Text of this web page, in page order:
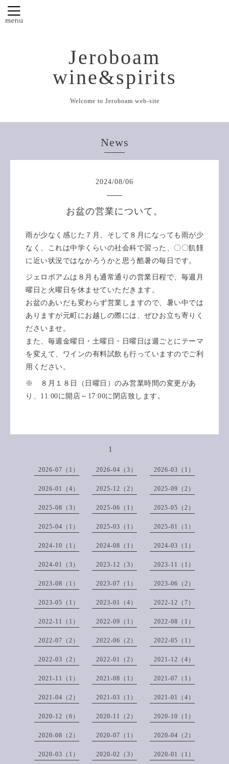
Jeroboam
wine&spirits
Welcome to Jeroboam web-site
News
2024/08/06
お盆の営業について。
雨が少なく感じた７月、そして８月になっても雨が少
なく、これは中学くらいの社会科で習った、〇〇飢饉
に近い状況ではなかろうかと思う酷暑の毎日です。
ジェロボアムは８月も通常通りの営業日程で、毎週月
曜日と火曜日を休ませていただきます。
お盆のあいだも変わらず営業しますので、暑い中では
ありますが元町にお越しの際には、ぜひお立ち寄りく
ださいませ。
また、毎週金曜日・土曜日・日曜日は週ごとにテーマ
を変えて、ワインの有料試飲も行っていますのでご利
用ください。
※ ８月１８日（日曜日）のみ営業時間の変更があ
り、11:00に開店～17:00に閉店致します。
1
2026-07（1） 2026-04（3） 2026-03（1）
2026-01（4） 2025-12（2） 2025-09（2）
2025-08（3） 2025-06（1） 2025-05（2）
2025-04（1） 2025-03（1） 2025-01（1）
2024-10（1） 2024-08（1） 2024-03（1）
2024-01（3） 2023-12（3） 2023-11（1）
2023-08（1） 2023-07（1） 2023-06（2）
2023-05（1） 2023-01（4） 2022-12（7）
2022-11（1） 2022-09（1） 2022-08（1）
2022-07（2） 2022-06（2） 2022-05（1）
2022-03（2） 2022-01（2） 2021-12（4）
2021-11（1） 2021-08（1） 2021-07（1）
2021-04（2） 2021-03（1） 2021-01（4）
2020-12（6） 2020-11（2） 2020-10（1）
2020-08（2） 2020-07（1） 2020-04（2）
2020-03（1） 2020-02（3） 2020-01（1）